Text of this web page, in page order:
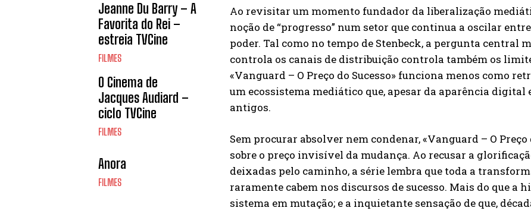
Jeanne Du Barry – A
Favorita do Rei –
estreia TVCine
FILMES
O Cinema de
Jacques Audiard –
ciclo TVCine
FILMES
Anora
FILMES
Ao revisitar um momento fundador da liberalização
noção de “progresso” num setor que continua a oscilar
poder. Tal como no tempo de Stenbeck, a pergunta central
controla os canais de distribuição controla também os
«Vanguard – O Preço do Sucesso» funciona menos como
um ecossistema mediático que, apesar da aparência
antigos.
Sem procurar absolver nem condenar, «Vanguard – O
sobre o preço invisível da mudança. Ao recusar a
deixadas pelo caminho, a série lembra que toda a
raramente cabem nos discursos de sucesso. Mais do que a
sistema em mutação; e a inquietante sensação de que,